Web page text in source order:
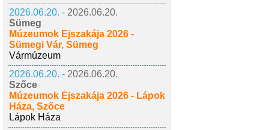
2026.06.20. - 2026.06.20.
Sümeg
Múzeumok Éjszakája 2026 -
Sümegi Vár, Sümeg
Vármúzeum
2026.06.20. - 2026.06.20.
Szőce
Múzeumok Éjszakája 2026 - Lápok
Háza, Szőce
Lápok Háza